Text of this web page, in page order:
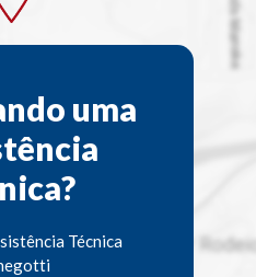
uma
Técnica